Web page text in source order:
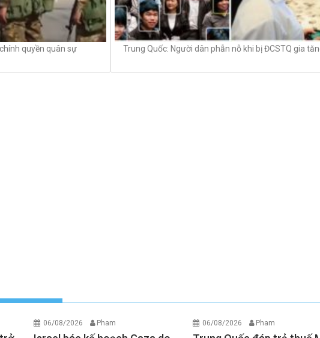
quyền quân sự
Trung Quốc: Người dân phẫn nỗ khi bị ĐCSTQ gia
06/08/2026 Pham 06/08/2026 Pham